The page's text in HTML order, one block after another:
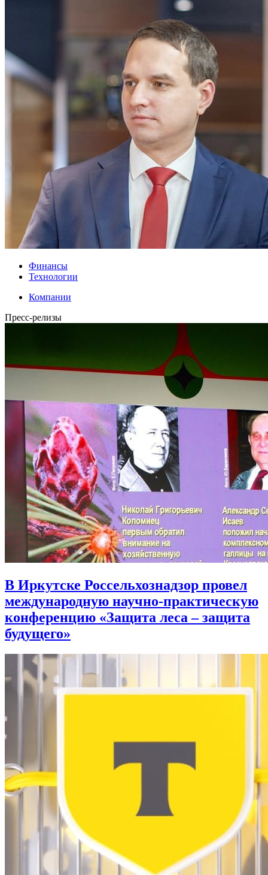
Финансы
Технологии
Компании
Пресс-релизы
В Иркутске Россельхознадзор провел
международную научно-практическую
конференцию «Защита леса – защита
будущего»